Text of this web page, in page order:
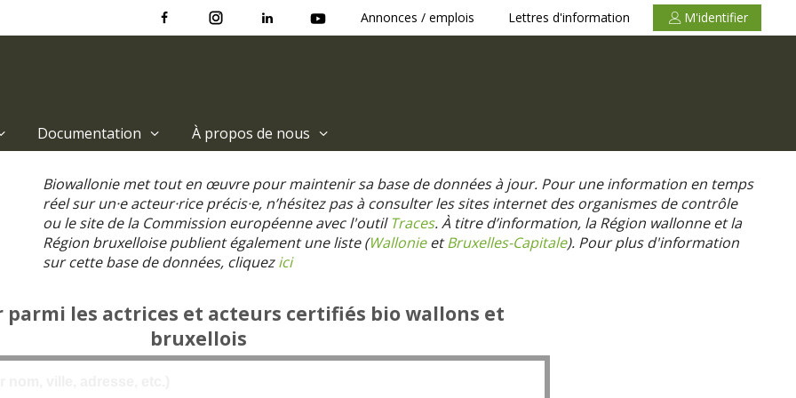
Annonces / emplois Lettres d'information M'identifier
Documentation À propos de nous
Biowallonie met tout en œuvre pour maintenir sa base de données à jour. Pour une information en temps
réel sur un·e acteur·rice précis·e, n’hésitez pas à consulter les sites internet des organismes de contrôle
ou le site de la Commission européenne avec l'outilTraces. À titre d’information, la Région wallonne et la
Région bruxelloise publient également une liste (WallonieetBruxelles-Capitale). Pour plus d'information
sur cette base de données, cliquezici
parmi les actrices et acteurs certifiés bio wallons et
bruxellois